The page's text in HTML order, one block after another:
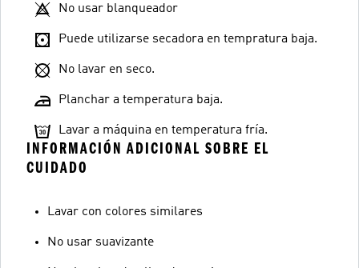
No usar blanqueador
Puede utilizarse secadora en tempratura baja.
No lavar en seco.
Planchar a temperatura baja.
Lavar a máquina en temperatura fría.
INFORMACIÓN ADICIONAL SOBRE EL
CUIDADO
Lavar con colores similares
No usar suavizante